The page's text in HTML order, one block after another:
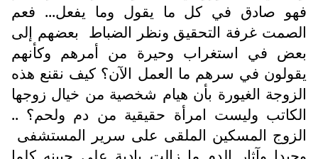
فهو صادق في كل ما يقول وما يفعل... فعم
الصمت غرفة التحقيق ونظر الضباط بعضهم إلى
بعض في استغراب وحيرة من أمرهم وكأنهم
يقولون في سرهم ما العمل الآن؟ كيف نقنع هذه
الزوجة الغيورة بأن هيام شخصية من خيال زوجها
الكاتب وليست امرأة حقيقية من دم ولحم؟ ..
الزوج المسكين الملقى على سرير المستشفى